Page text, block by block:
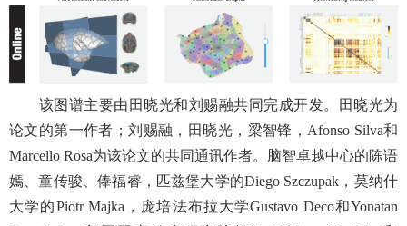
该图谱主要由田晓光和刘赐融共同完成开发。田晓光为
论文的第一作者；刘赐融，田晓光，梁智锋， Afonso Silva和
Marcello Rosa为该论文的共同通讯作者。脑智卓越中心的陈语
嫣、童传骏、俸福睿，匹兹堡大学的Diego Szczupak ，莫纳什
大学的Piotr Majka ，庞培法布拉大学Gustavo Deco和Yonatan